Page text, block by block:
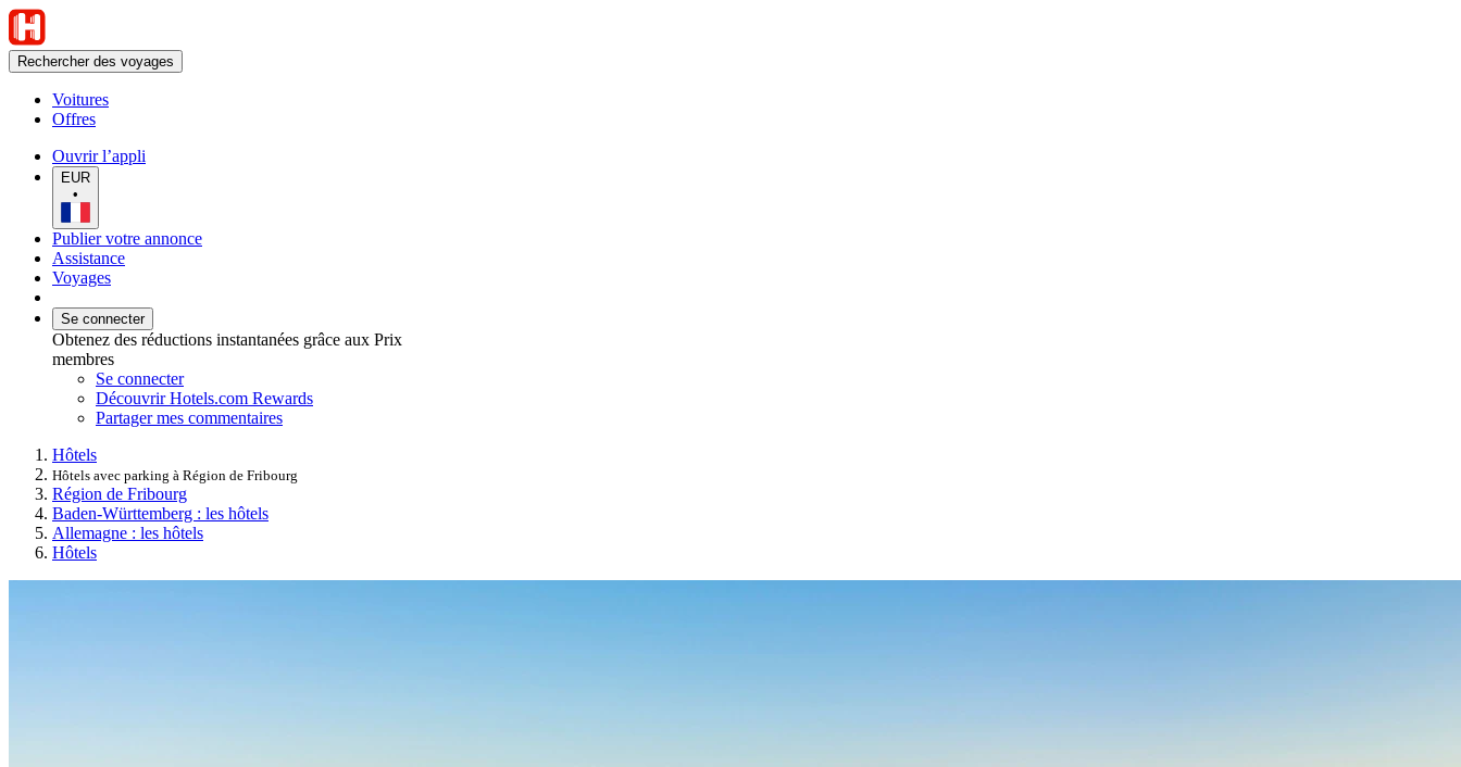
Rechercher des voyages
Voitures
Offres
Ouvrir l’appli
EUR
•
Publier votre annonce
Assistance
Voyages
Se connecter
Obtenez des réductions instantanées grâce aux Prix
membres
Se connecter
Découvrir Hotels.com Rewards
Partager mes commentaires
Hôtels
Hôtels avec parking à Région de Fribourg
Région de Fribourg
Baden-Württemberg : les hôtels
Allemagne : les hôtels
Hôtels